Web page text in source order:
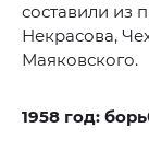
составили из
Некрасова,
Маяковского.
1958 год: